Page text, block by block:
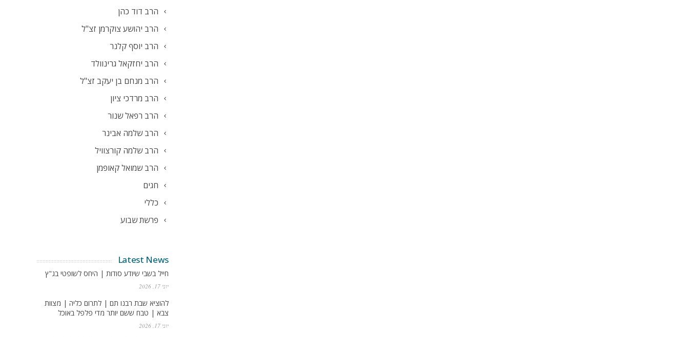
הרב דוד כהן
הרב יהושע צוקרמן זצ"ל
הרב יוסף קלנר
הרב יחזקאל גרינוולד
הרב מנחם בן יעקב זצ"ל
הרב מרדכי ציון
הרב רפאל שנור
הרב שלמה אבינר
הרב שלמה קורצוויל
הרב שמואל קאופמן
חגים
כללי
פרשת שבוע
Latest News
חייל בשבי שיודע סודות | היחס לשופטי בג"ץ
יוני 17, 2026
להוציא שבת רבנו תם | לתרום כליה | מצוות
צבא | טבח ששם יותר מדי פלפל באוכל
יוני 17, 2026